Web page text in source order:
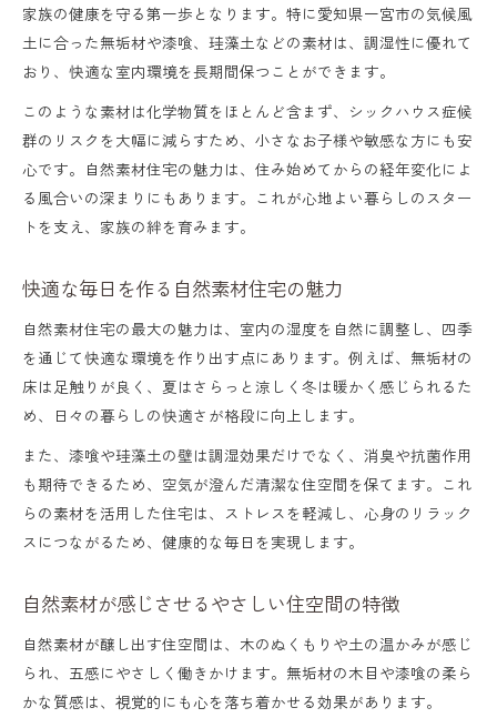
自然素材が生み出すやさしい室内環境の工
夫
自然素材住宅で実現する空気の質の違い
深呼吸したくなる自然素材の家づくりとは
愛知県一宮市で叶える健康な住まい
徴
家族の健康を守る自然素材選びと工夫
一宮市の気候に合う自然素材住宅のポイン
ト
健康を意識した自然素材の住まいづくり
本物の木の温もりが育む家族の安心
自然素材の木がもたらす家族のぬくもり
木の温もりを感じる自然素材住宅の魅力
家族の絆を深める自然素材住宅のポイント
本物の木の質感が生む暮らしの安心感
家族の健康を守る第一歩となります。特に愛知県一宮市の気候風
土に合った無垢材や漆喰、珪藻土などの素材は、調湿性に優れて
おり、快適な室内環境を長期間保つことができます。
このような素材は化学物質をほとんど含まず、シックハウス症候
群のリスクを大幅に減らすため、小さなお子様や敏感な方にも安
心です。自然素材住宅の魅力は、住み始めてからの経年変化によ
る風合いの深まりにもあります。これが心地よい暮らしのスター
トを支え、家族の絆を育みます。
快適な毎日を作る自然素材住宅の魅力
自然素材住宅の最大の魅力は、室内の湿度を自然に調整し、四季
を通じて快適な環境を作り出す点にあります。例えば、無垢材の
床は足触りが良く、夏はさらっと涼しく冬は暖かく感じられるた
め、日々の暮らしの快適さが格段に向上します。
また、漆喰や珪藻土の壁は調湿効果だけでなく、消臭や抗菌作用
も期待できるため、空気が澄んだ清潔な住空間を保てます。これ
らの素材を活用した住宅は、ストレスを軽減し、心身のリラック
スにつながるため、健康的な毎日を実現します。
自然素材が感じさせるやさしい住空間の特徴
自然素材が醸し出す住空間は、木のぬくもりや土の温かみが感じ
られ、五感にやさしく働きかけます。無垢材の木目や漆喰の柔ら
かな質感は、視覚的にも心を落ち着かせる効果があります。